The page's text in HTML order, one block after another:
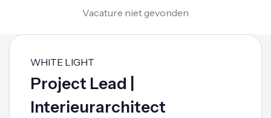
Vacature niet gevonden
WHITE LIGHT
Project Lead |
Interieurarchitect